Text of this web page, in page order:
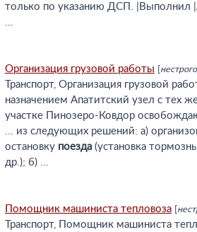
только по указанию ДСП. |Выполнил
...
Организация грузовой работы
Транспорт, Организация грузовой
назначением Апатитский узел с тех
участке Пинозеро-Ковдор
... из следующих решений: а)
остановку поезда (установка
др.); б) ...
Помощник машиниста тепловоза
Транспорт, Помощник машиниста